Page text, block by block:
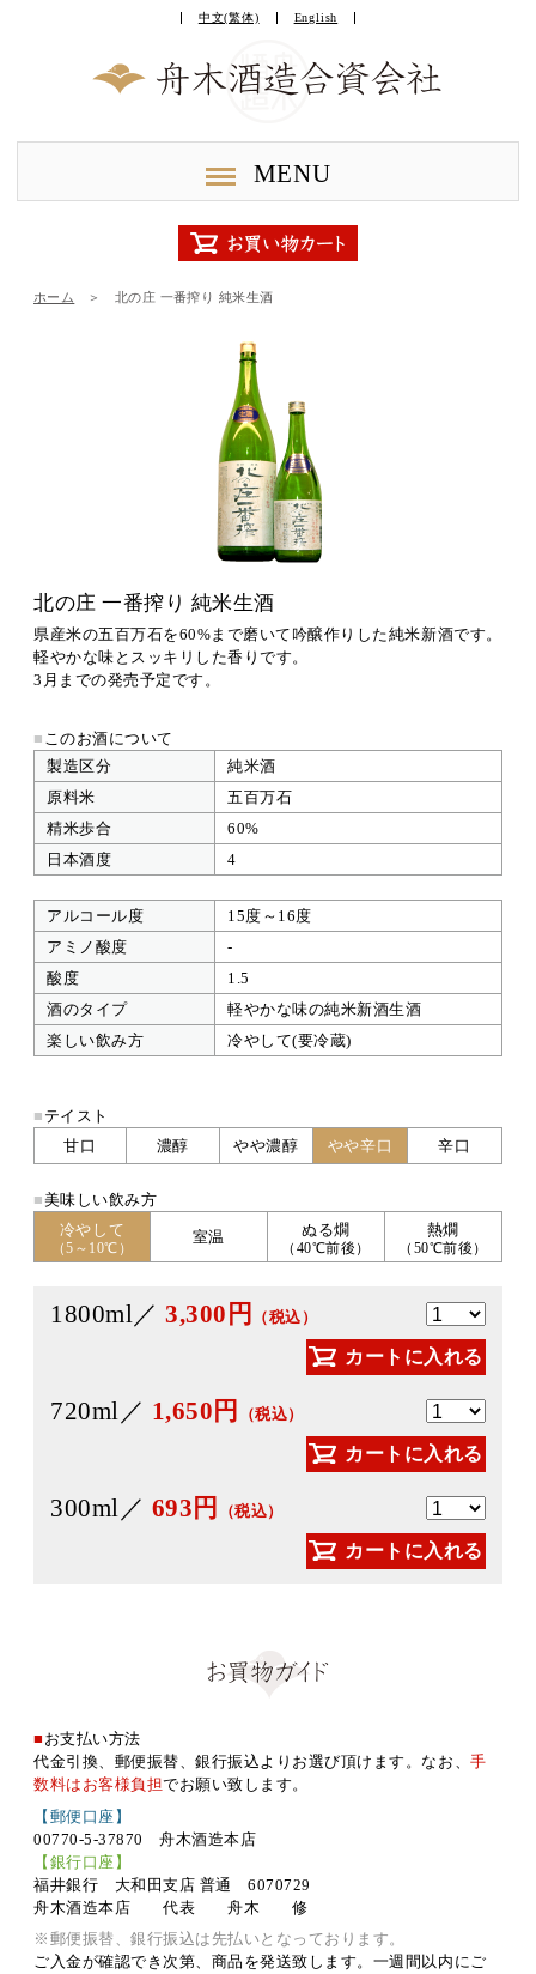
中文(繁体) English
MENU
ホーム ＞ 北の庄 一番搾り 純米生酒
北の庄 一番搾り 純米生酒
県産米の五百万石を60%まで磨いて吟醸作りした純米新酒です。
軽やかな味とスッキリした香りです。
3月までの発売予定です。
■ このお酒について
製造区分
純米酒
原料米
五百万石
精米歩合
60%
日本酒度
4
アルコール度
15度～16度
アミノ酸度
-
酸度
1.5
酒のタイプ
軽やかな味の純米新酒生酒
楽しい飲み方
冷やして(要冷蔵)
■ テイスト
甘口
濃醇 やや濃醇 やや辛口 辛口
■美味しい飲み方
冷やして
（5～10℃）
室温 ぬる燗
（40℃前後）
熱燗
（50℃前後）
1800ml／3,300円 （税込）
カートに入れる
720ml／ 1,650円 （税込）
カートに入れる
300ml／ 693円 （税込）
カートに入れる
■ お支払い方法
代金引換、郵便振替、銀行振込よりお選び頂けます。なお、手
数料はお客様負担でお願い致します。
【郵便口座】
00770-5-37870 舟木酒造本店
【銀行口座】
福井銀行 大和田支店 普通 6070729
舟木酒造本店 代表 舟木 修
※郵便振替、銀行振込は先払いとなっております。
ご入金が確認でき次第、商品を発送致します。一週間以内にご